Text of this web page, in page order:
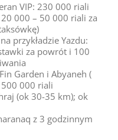
VIP: 230 000 riali
000 – 50 000 riali za
przykładzie Yazdu:
za powrót i 100
Garden i Abyaneh (
000 riali
(ok 30-35 km); ok
z 3 godzinnym